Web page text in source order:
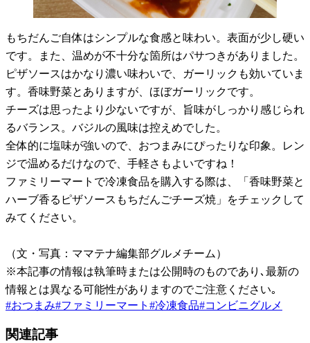
もちだんご自体はシンプルな食感と味わい。表面が少し硬い
です。また、温めが不十分な箇所はパサつきがありました。
ピザソースはかなり濃い味わいで、ガーリックも効いていま
す。香味野菜とありますが、ほぼガーリックです。
チーズは思ったより少ないですが、旨味がしっかり感じられ
るバランス。バジルの風味は控えめでした。
全体的に塩味が強いので、おつまみにぴったりな印象。レン
ジで温めるだけなので、手軽さもよいですね！
ファミリーマートで冷凍食品を購入する際は、「香味野菜と
ハーブ香るピザソースもちだんごチーズ焼」をチェックして
みてください。
（文・写真：ママテナ編集部グルメチーム）
※本記事の情報は執筆時または公開時のものであり､最新の
情報とは異なる可能性がありますのでご注意ください｡
#おつまみ#ファミリーマート #冷凍食品#コンビニグルメ
関連記事